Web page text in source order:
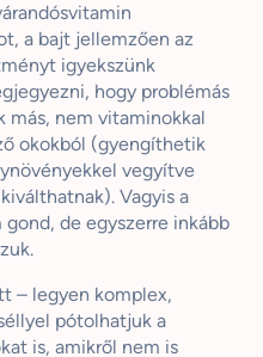
a bajt jellemzően az
igyekszünk
hogy problémás
más, nem vitaminokkal
okokból (gyengíthetik
vegyítve
Vagyis a
de egyszerre inkább
– legyen komplex,
pótolhatjuk a
is, amikről nem is